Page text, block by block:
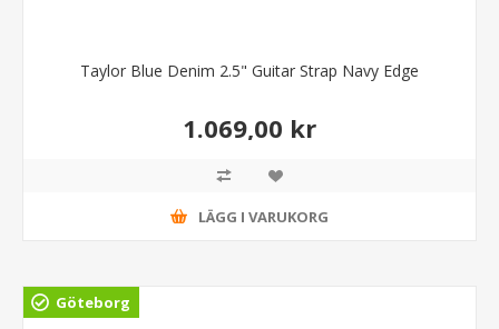
Taylor Blue Denim 2.5" Guitar Strap Navy Edge
1.069,00 kr
LÄGG I VARUKORG
Göteborg